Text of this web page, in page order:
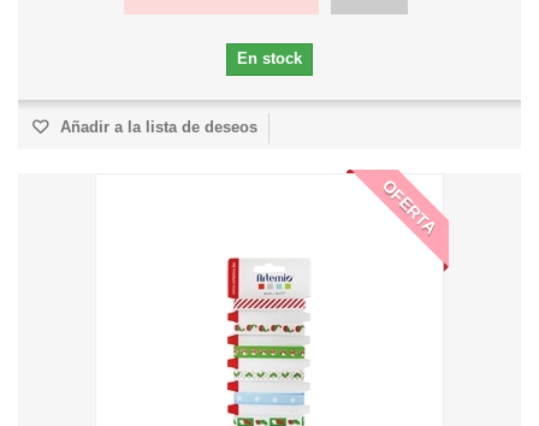
En stock
Añadir a la lista de deseos
OFERTA